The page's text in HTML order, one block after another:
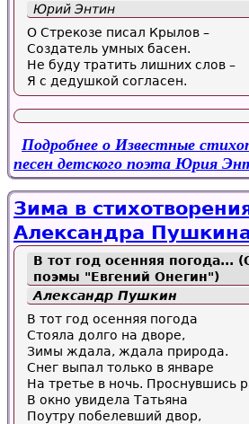
Юрий Энтин
О Стрекозе писал Крылов –
Создатель умных басен.
Не буду тратить лишних слов –
Я с дедушкой согласен.
Подробнее о Известные
песен детского поэта Юрия
Зима в
Александра
В тот год осенняя погода...
поэмы "Евгений Онегин")
Александр Пушкин
В тот год осенняя погода
Стояла долго на дворе,
Зимы ждала, ждала природа.
Снег выпал только в январе
На третье в ночь. Проснувшись
В окно увидела Татьяна
Поутру побелевший двор,